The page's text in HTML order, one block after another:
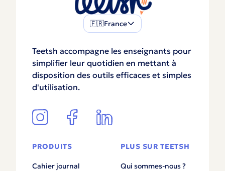
🇫🇷France
Teetsh accompagne les enseignants pour
simplifier leur quotidien en mettant à
disposition des outils efficaces et simples
d'utilisation.
PRODUITS
Cahier journal
PLUS SUR TEETSH
Qui sommes-nous ?